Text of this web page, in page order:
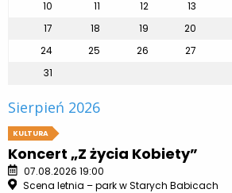
10
11 12 13
17
18 19 20
24
25 26 27
31
Sierpień 2026
KULTURA
Koncert „Z życia Kobiety”
07.08.2026 19:00
Scena letnia – park w Starych Babicach